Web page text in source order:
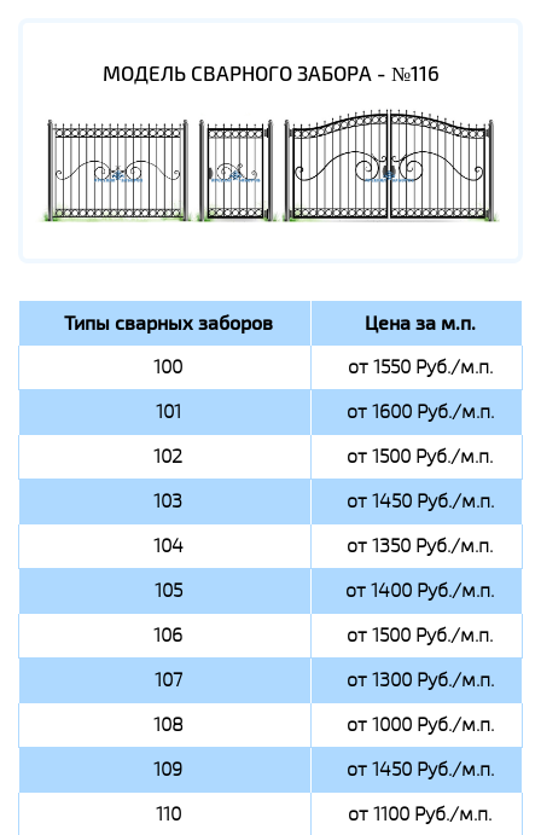
МОДЕЛЬ СВАРНОГО ЗАБОРА - №116
Типы сварных заборов Цена за м.п.
100
от 1550 Руб./м.п.
101
от 1600 Руб./м.п.
102
от 1500 Руб./м.п.
103
от 1450 Руб./м.п.
104
от 1350 Руб./м.п.
105
от 1400 Руб./м.п.
106
от 1500 Руб./м.п.
107
от 1300 Руб./м.п.
108
от 1000 Руб./м.п.
109
от 1450 Руб./м.п.
110
от 1100 Руб./м.п.